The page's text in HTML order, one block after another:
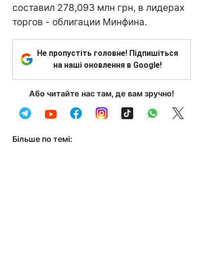
составил 278,093 млн грн, в лидерах
торгов - облигации Минфина.
Не пропустіть головне! Підпишіться
на наші оновлення в Google!
Або читайте нас там, де вам зручно!
Більше по темі: